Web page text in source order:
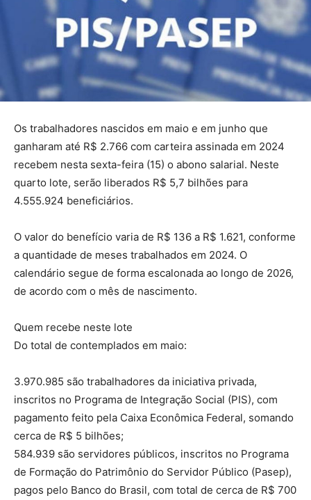
Os trabalhadores nascidos em maio e em junho que
ganharam até R$ 2.766 com carteira assinada em 2024
recebem nesta sexta-feira (15) o abono salarial. Neste
quarto lote, serão liberados R$ 5,7 bilhões para
4.555.924 beneficiários.
O valor do benefício varia de R$ 136 a R$ 1.621, conforme
a quantidade de meses trabalhados em 2024. O
calendário segue de forma escalonada ao longo de 2026,
de acordo com o mês de nascimento.
Quem recebe neste lote
Do total de contemplados em maio:
3.970.985 são trabalhadores da iniciativa privada,
inscritos no Programa de Integração Social (PIS), com
pagamento feito pela Caixa Econômica Federal, somando
cerca de R$ 5 bilhões;
584.939 são servidores públicos, inscritos no Programa
de Formação do Patrimônio do Servidor Público (Pasep),
pagos pelo Banco do Brasil, com total de cerca de R$ 700